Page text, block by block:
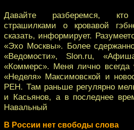
Давайте разберемся,
страшилками о кровавой
сказать, информирует.
«Эхо Москвы». Более
«Ведомости», Slon.ru,
«Коммерс». Меня лично всегда
«Неделя» Максимовской и
РЕН. Там раньше регулярно
и Касьянов, а в последнее
Навальный
В России нет свободы слова